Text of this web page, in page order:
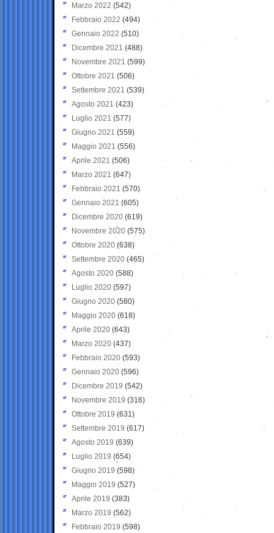
Marzo 2022 (542)
Febbraio 2022 (494)
Gennaio 2022 (510)
Dicembre 2021 (488)
Novembre 2021 (599)
Ottobre 2021 (506)
Settembre 2021 (539)
Agosto 2021 (423)
Luglio 2021 (577)
Giugno 2021(559)
Maggio 2021 (556)
Aprile 2021 (506)
Marzo 2021 (647)
Febbraio 2021 (570)
Gennaio 2021 (605)
Dicembre 2020 (619)
Novembre 2020 (575)
Ottobre 2020 (638)
Settembre 2020(465)
Agosto 2020 (588)
Luglio 2020 (597)
Giugno 2020 (580)
Maggio 2020 (618)
Aprile 2020 (643)
Marzo 2020 (437)
Febbraio 2020 (593)
Gennaio 2020 (596)
Dicembre 2019 (542)
Novembre 2019 (316)
Ottobre 2019 (631)
Settembre 2019 (617)
Agosto 2019 (639)
Luglio 2019 (654)
Giugno 2019 (598)
Maggio 2019 (527)
Aprile 2019 (383)
Marzo 2019 (562)
Febbraio 2019 (598)